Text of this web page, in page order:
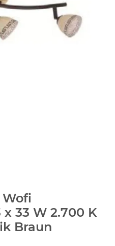
Wofi
33 W 2.700 K
Braun